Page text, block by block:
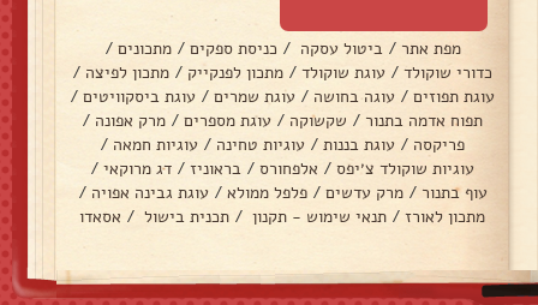
מפת אתר / ביטול עסקה / כניסת ספקים / מתכונים /
כדורי שוקולד / עוגת שוקולד / מתכון לפנקייק / מתכון לפיצה /
עוגת תפוזים / עוגה בחושה / עוגת שמרים / עוגת ביסקוויטים /
תפוח אדמה בתנור / שקשוקה / עוגת מספרים / מרק אפונה /
פריקסה / עוגת בננות / עוגיות טחינה / עוגיות חמאה /
עוגיות שוקולד צ׳יפס / אלפחורס / בראוניז / דג מרוקאי /
עוף בתנור / מרק עדשים / פלפל ממולא / עוגת גבינה אפויה /
מתכון לאורז / תנאי שימוש - תקנון / תכנית בישול / אסאדו